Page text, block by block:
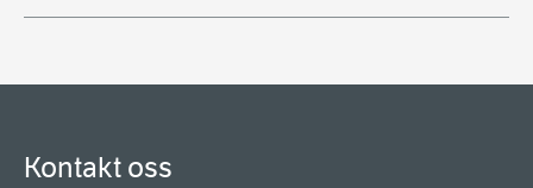
Kontakt oss